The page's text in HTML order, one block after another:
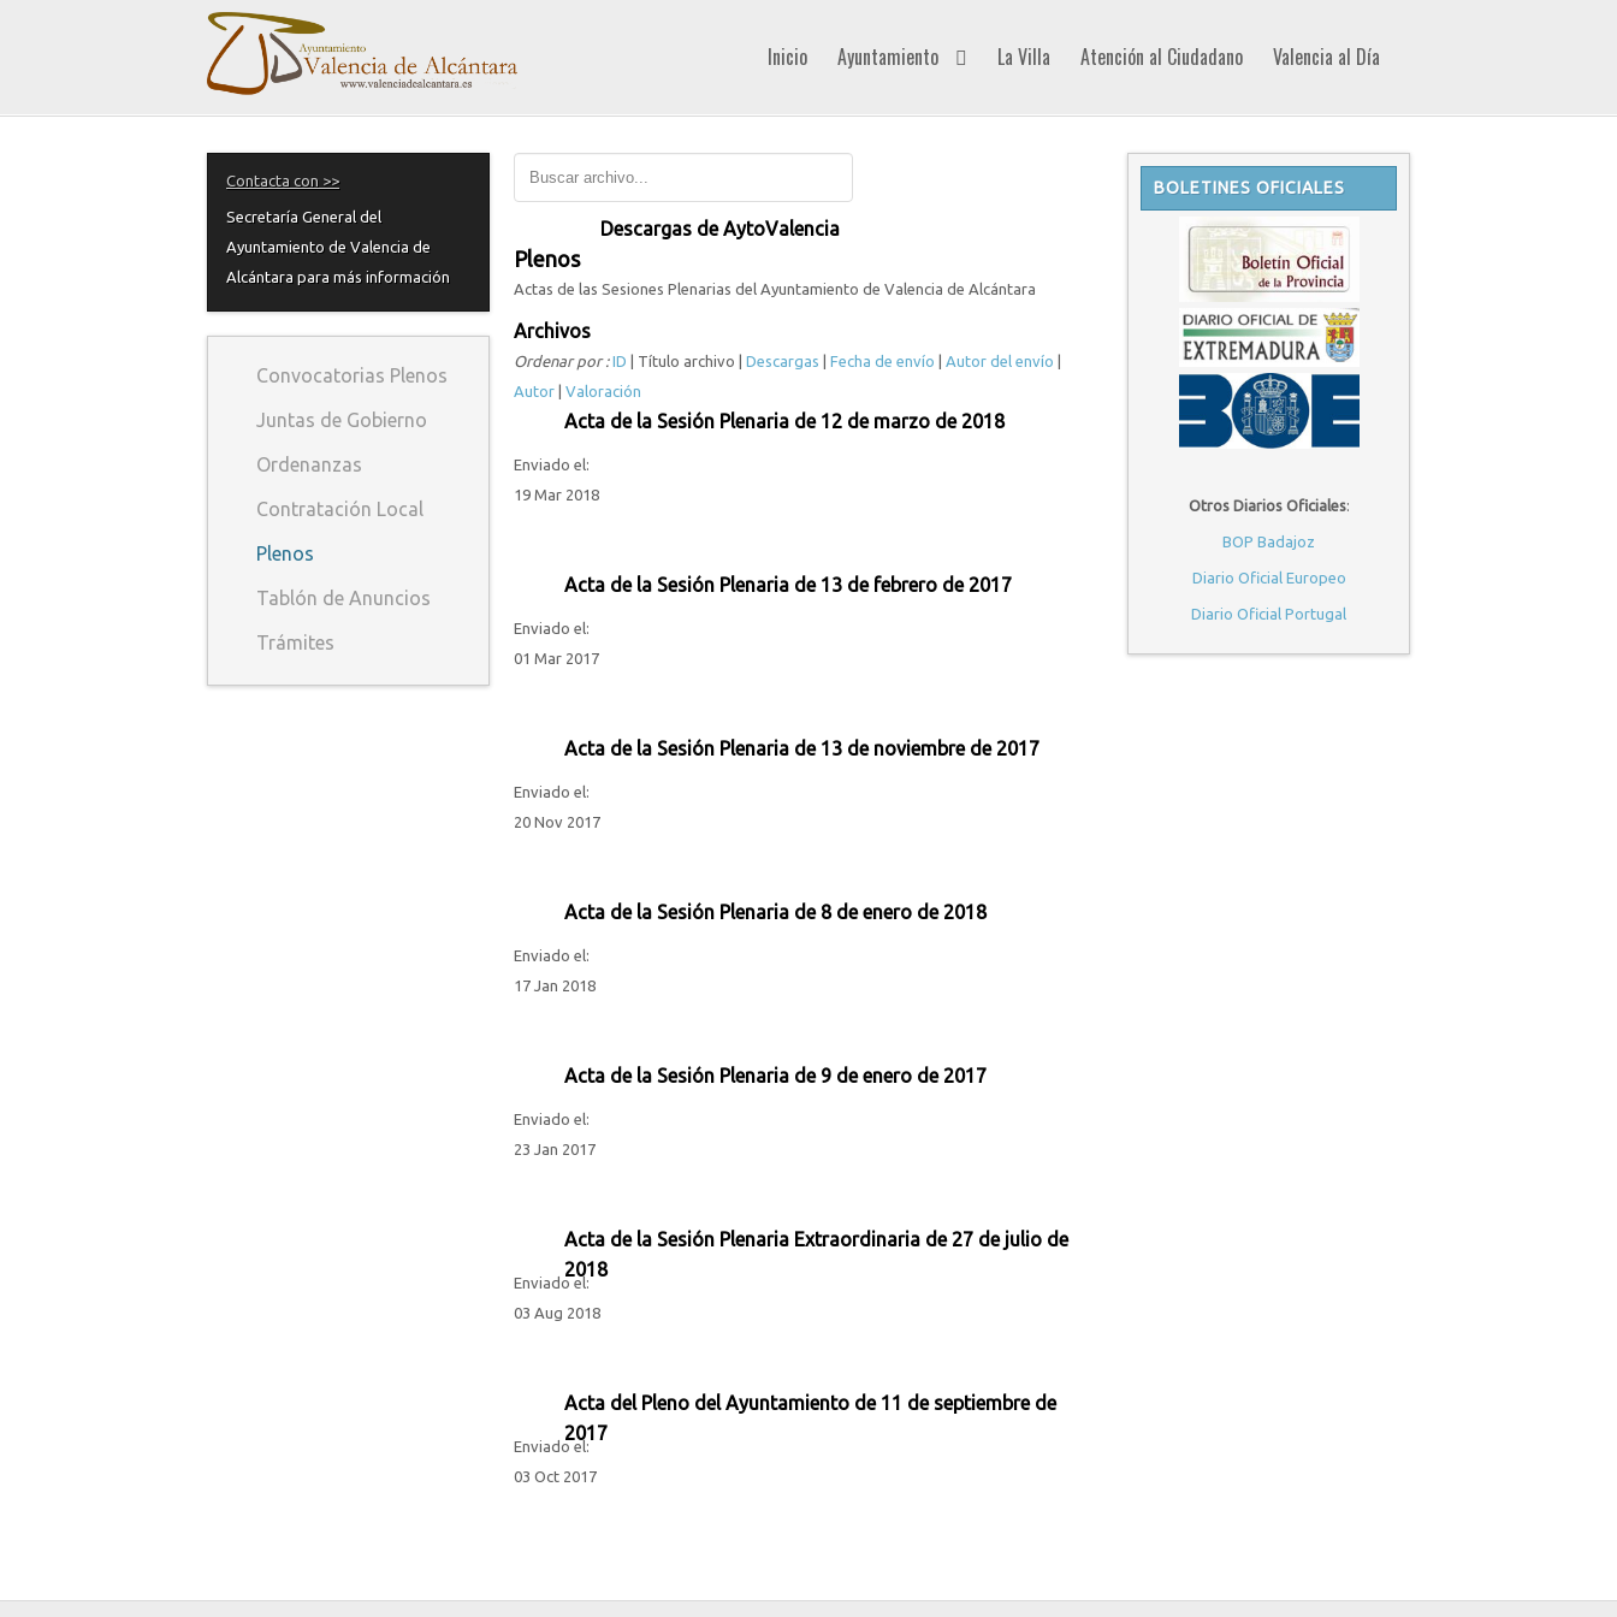
Inicio Ayuntamiento La Villa Atención al Ciudadano Valencia al Día
Contacta con >>
Secretaría General del
Ayuntamiento de Valencia de
Alcántara para más información
Convocatorias Plenos
Juntas de Gobierno
Ordenanzas
Contratación Local
Plenos
Tablón de Anuncios
Trámites
Descargas de AytoValencia
Plenos
Actas de las Sesiones Plenarias del Ayuntamiento de Valencia de Alcántara
Archivos
Ordenar por :ID | Título archivo | Descargas Fecha de envío Autor del envío
Autor
Valoración
Acta de la Sesión Plenaria de 12 de marzo de 2018
Enviado el:
19 Mar 2018
Acta de la Sesión Plenaria de 13 de febrero de 2017
Enviado el:
01 Mar 2017
Acta de la Sesión Plenaria de 13 de noviembre de 2017
Enviado el:
20 Nov 2017
Acta de la Sesión Plenaria de 8 de enero de 2018
Enviado el:
17 Jan 2018
Acta de la Sesión Plenaria de 9 de enero de 2017
Enviado el:
23 Jan 2017
Acta de la Sesión Plenaria Extraordinaria de 27 de julio de
2018
Enviado el:
03 Aug 2018
Acta del Pleno del Ayuntamiento de 11 de septiembre de
2017
Enviado el:
03 Oct 2017
BOLETINES OFICIALES
Otros Diarios Oficiales:
BOP Badajoz
Diario Oficial Europeo
Diario Oficial Portugal